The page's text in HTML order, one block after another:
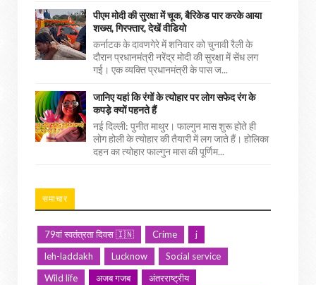
पीएम मोदी की सुरक्षा में चूक, बैरिकेड पार करके आया
शख्स, गिरफ्तार, देखें वीडियो
कर्नाटक के दावणगेरे में शनिवार को चुनावी रैली के
दौरान प्रधानमंत्री नरेंद्र मोदी की सुरक्षा में सेंध लग
गई। एक व्यक्ति प्रधानमंत्री के पास ज...
जानिए यहां कि रंगों के त्योहार पर लोग सफेद रंग के
कपड़े क्यों पहनते हैं
नई दिल्ली: पुनीत माथुर। फाल्गुन मास शुरू होते ही
लोग होली के त्योहार की तैयारी में लग जाते हैं। होलिका
दहन का त्योहार फाल्गुन मास की पूर्णिम...
समाचार
79वां स्वतंत्रता दिवस 🇮🇳 Crime
j
leh-laddakh
Lucknow
Social service
Wild life
अजब गजब
अंतरराष्ट्रीय